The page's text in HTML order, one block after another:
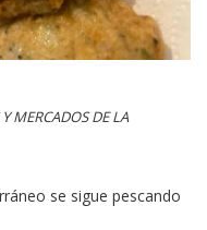
MERCADOS DE LA
se sigue pescando